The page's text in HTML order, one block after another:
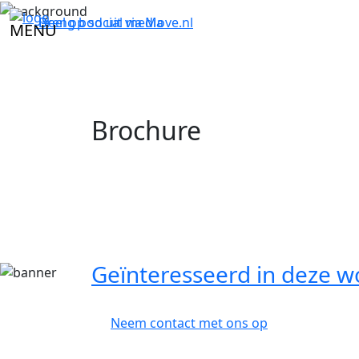
MENUBreng bod uit viaMove.nl
Deel op social media
Brochure
Geïnteresseerd in deze
Neem contact met ons op